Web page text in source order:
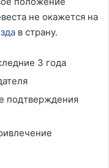
не окажется на
в страну.
3 года
подтверждения